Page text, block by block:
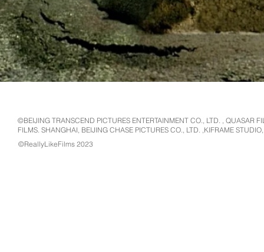
©️BEIJING TRANSCEND PICTURES ENTERTAINMENT CO., LTD. , QUASAR
FILMS. SHANGHAI, BEIJING CHASE PICTURES CO., LTD. ,KIFRAME
©️ReallyLikeFilms 2023